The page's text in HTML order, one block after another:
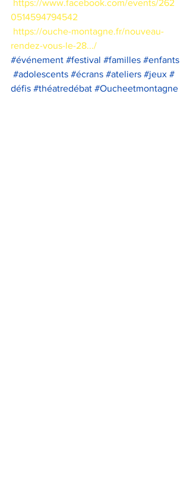
https://www.facebook.com/events/262
0514594794542
https://ouche-montagne.fr/nouveau-
rendez-vous-le-28.../
#événement #festival #familles #enfants
#adolescents #écrans #ateliers #jeux #
défis #théatredébat #Oucheetmontagne